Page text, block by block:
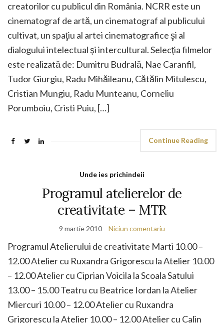
creatorilor cu publicul din România. NCRR este un
cinematograf de artă, un cinematograf al publicului
cultivat, un spaţiu al artei cinematografice şi al
dialogului intelectual şi intercultural. Selecţia filmelor
este realizată de: Dumitru Budrală, Nae Caranfil,
Tudor Giurgiu, Radu Mihăileanu, Cătălin Mitulescu,
Cristian Mungiu, Radu Munteanu, Corneliu
Porumboiu, Cristi Puiu, […]
Continue Reading
Unde ies prichindeii
Programul atelierelor de
creativitate – MTR
9 martie 2010 Niciun comentariu
Programul Atelierului de creativitate Marti 10.00 –
12.00 Atelier cu Ruxandra Grigorescu la Atelier 10.00
– 12.00 Atelier cu Ciprian Voicila la Scoala Satului
13.00 – 15.00 Teatru cu Beatrice Iordan la Atelier
Miercuri 10.00 – 12.00 Atelier cu Ruxandra
Grigorescu la Atelier 10.00 – 12.00 Atelier cu Calin